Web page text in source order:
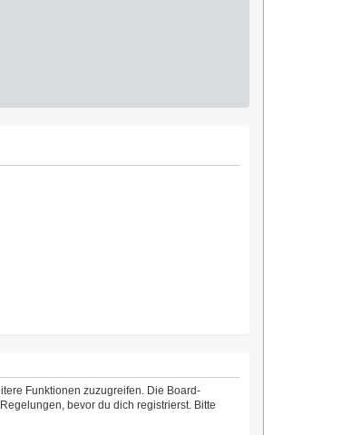
Funktionen zuzugreifen. Die Board-
bevor du dich registrierst. Bitte